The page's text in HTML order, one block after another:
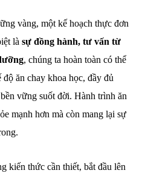
vàng, một kế hoạch thực đơn
là sự đồng hành, tư vấn từ
, chúng ta hoàn toàn có thể
ăn chay khoa học, đầy đủ
vững suốt đời. Hành trình ăn
mạnh hơn mà còn mang lại sự
kiến thức cần thiết, bắt đầu lên